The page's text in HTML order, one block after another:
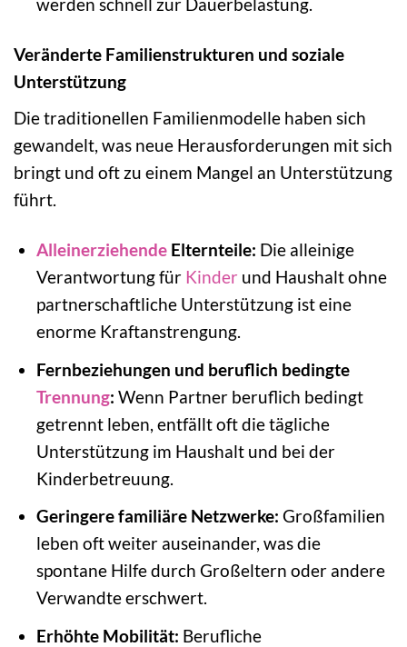
werden schnell zur Dauerbelastung.
Veränderte Familienstrukturen und soziale
Unterstützung
Die traditionellen Familienmodelle haben sich
gewandelt, was neue Herausforderungen mit sich
bringt und oft zu einem Mangel an Unterstützung
führt.
Alleinerziehende Elternteile: Die alleinige
Verantwortung für Kinder und Haushalt ohne
partnerschaftliche Unterstützung ist eine
enorme Kraftanstrengung.
Fernbeziehungen und beruflich bedingte
Trennung: Wenn Partner beruflich bedingt
getrennt leben, entfällt oft die tägliche
Unterstützung im Haushalt und bei der
Kinderbetreuung.
Geringere familiäre Netzwerke: Großfamilien
leben oft weiter auseinander, was die
spontane Hilfe durch Großeltern oder andere
Verwandte erschwert.
Erhöhte Mobilität: Berufliche